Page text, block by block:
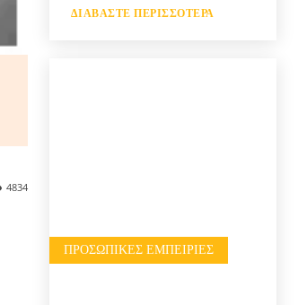
4834
ΔΙΑΒΆΣΤΕ ΠΕΡΙΣΣΌΤΕΡΑ
ΠΡΟΣΩΠΙΚΈΣ ΕΜΠΕΙΡΊΕΣ